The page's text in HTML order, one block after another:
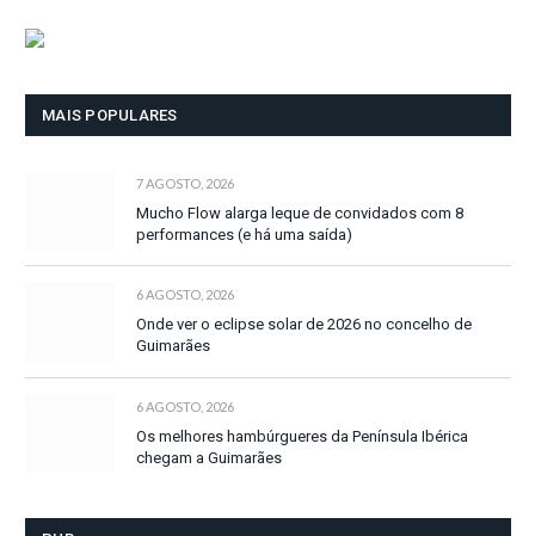
MAIS POPULARES
7 AGOSTO, 2026
Mucho Flow alarga leque de convidados com 8
performances (e há uma saída)
6 AGOSTO, 2026
Onde ver o eclipse solar de 2026 no concelho de
Guimarães
6 AGOSTO, 2026
Os melhores hambúrgueres da Península Ibérica
chegam a Guimarães